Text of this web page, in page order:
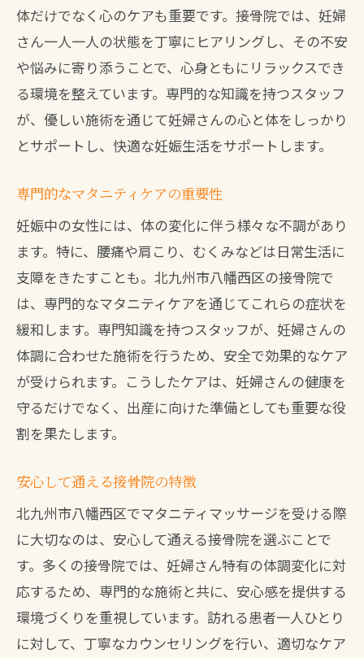
妊婦さんに優しい施術内容をチェック
安全性を確認するポイント
アフターケアの重要性
予約前に確認すべきこと
妊娠中の不調を和らげる北九州市八幡西区の
接骨院の魅力
妊婦さんに特化した施術の魅力
効果的なマタニティマッサージとは
心地よい施術でリフレッシュ
心身のバランスを整える施術
地域密着型のサポート体制
施術後の爽快感を体感
マタニティマッサージが受けられる北九州市
八幡西区の接骨院の特徴
北九州市八幡西区の接骨院の特色
施術者の専門性と技術力
妊娠期特有の悩みに対応
癒しの空間で心もリラックス
安全で安心の施術環境
カスタマイズされた施術プラン
接骨院でのマタニティマッサージが妊婦さん
に支持される理由
妊婦さんの声から分かる支持の理由
体だけでなく心のケアも重要です。接骨院では、妊婦
さん一人一人の状態を丁寧にヒアリングし、その不安
や悩みに寄り添うことで、心身ともにリラックスでき
る環境を整えています。専門的な知識を持つスタッフ
が、優しい施術を通じて妊婦さんの心と体をしっかり
とサポートし、快適な妊娠生活をサポートします。
専門的なマタニティケアの重要性
妊娠中の女性には、体の変化に伴う様々な不調があり
ます。特に、腰痛や肩こり、むくみなどは日常生活に
支障をきたすことも。北九州市八幡西区の接骨院で
は、専門的なマタニティケアを通じてこれらの症状を
緩和します。専門知識を持つスタッフが、妊婦さんの
体調に合わせた施術を行うため、安全で効果的なケア
が受けられます。こうしたケアは、妊婦さんの健康を
守るだけでなく、出産に向けた準備としても重要な役
割を果たします。
安心して通える接骨院の特徴
北九州市八幡西区でマタニティマッサージを受ける際
に大切なのは、安心して通える接骨院を選ぶことで
す。多くの接骨院では、妊婦さん特有の体調変化に対
応するため、専門的な施術と共に、安心感を提供する
環境づくりを重視しています。訪れる患者一人ひとり
に対して、丁寧なカウンセリングを行い、適切なケア